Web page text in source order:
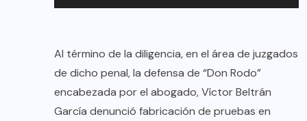
de
Al término de la diligencia, en el área de juzgados
de dicho penal, la defensa de “Don Rodo”
encabezada por el abogado, Víctor Beltrán
García denunció fabricación de pruebas en